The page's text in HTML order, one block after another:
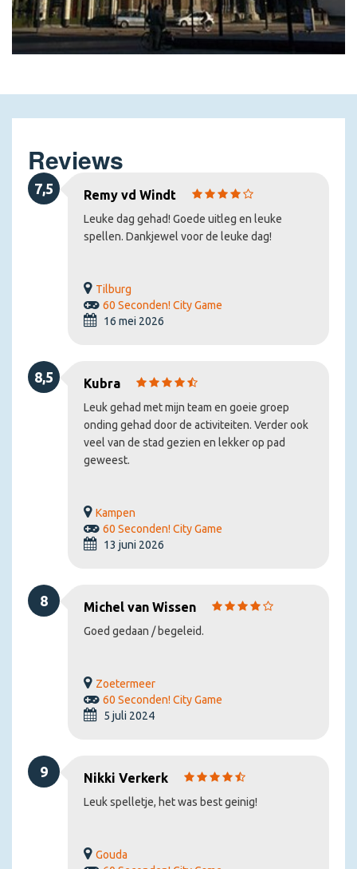
Reviews
7,5 Remy vd Windt
Leuke dag gehad! Goede uitleg en leuke
spellen. Dankjewel voor de leuke dag!
Tilburg
60 Seconden! City Game
16 mei 2026
8,5 Kubra
Leuk gehad met mijn team en goeie groep
onding gehad door de activiteiten. Verder ook
veel van de stad gezien en lekker op pad
geweest.
Kampen
60 Seconden! City Game
13 juni 2026
8 Michel van Wissen
Goed gedaan / begeleid.
Zoetermeer
60 Seconden! City Game
5 juli 2024
9 Nikki Verkerk
Leuk spelletje, het was best geinig!
Gouda